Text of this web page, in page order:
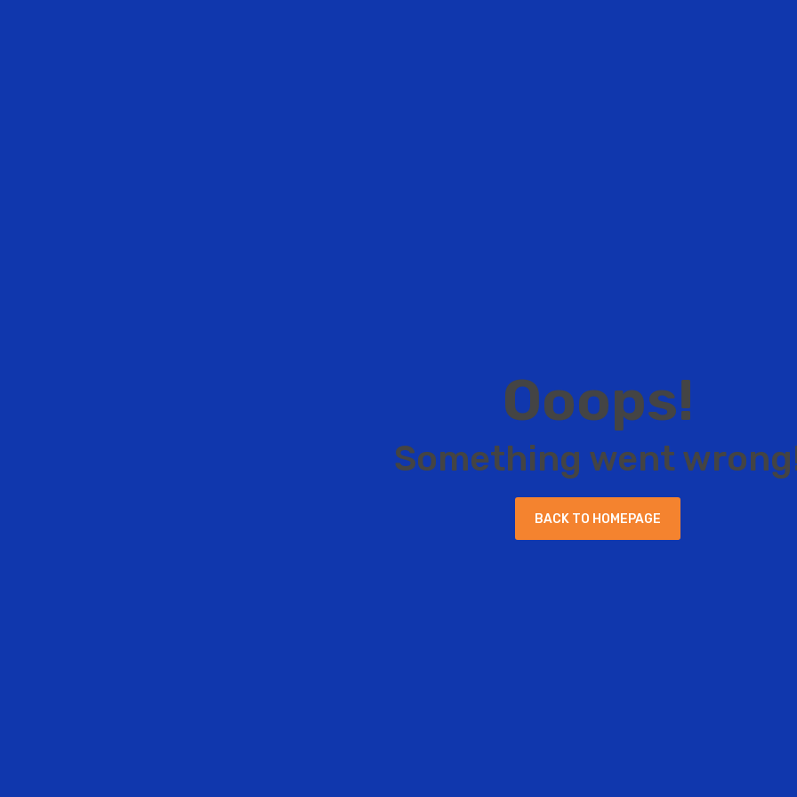
Ooops!
Something went wrong
BACK TO HOM EPAG E